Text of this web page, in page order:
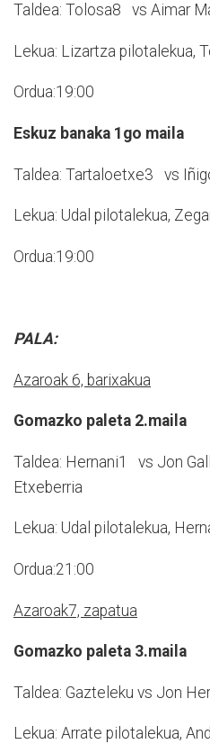
Taldea: Tolosa8 vs Aimar
Lekua: Lizartza pilotalekua,
Ordua:19:00
Eskuz banaka 1go maila
Taldea: Tartaloetxe3 vs
Lekua: Udal pilotalekua,
Ordua:19:00
PALA:
Azaroak 6, barixakua
Gomazko paleta 2.maila
Taldea: Hernani1 vs Jon
Etxeberria
Lekua: Udal pilotalekua,
Ordua:21:00
Azaroak7, zapatua
Gomazko paleta 3.maila
Taldea: Gazteleku vs Jon
Lekua: Arrate pilotalekua,